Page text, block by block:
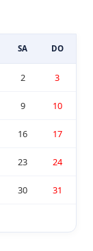
SA DO
2 3
9 10
16 17
23 24
30 31